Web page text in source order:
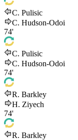
C. Pulisic
C. Hudson-Odoi
74'
C. Pulisic
C. Hudson-Odoi
74'
R. Barkley
H. Ziyech
74'
R. Barkley